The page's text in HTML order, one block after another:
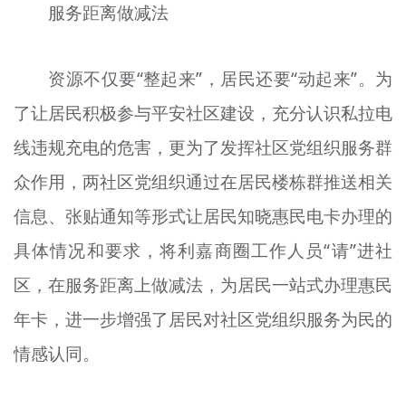
服务距离做减法
资源不仅要“整起来”，居民还要“动起来”。为
了让居民积极参与平安社区建设，充分认识私拉电
线违规充电的危害，更为了发挥社区党组织服务群
众作用，两社区党组织通过在居民楼栋群推送相关
信息、张贴通知等形式让居民知晓惠民电卡办理的
具体情况和要求，将利嘉商圈工作人员“请”进社
区，在服务距离上做减法，为居民一站式办理惠民
年卡，进一步增强了居民对社区党组织服务为民的
情感认同。